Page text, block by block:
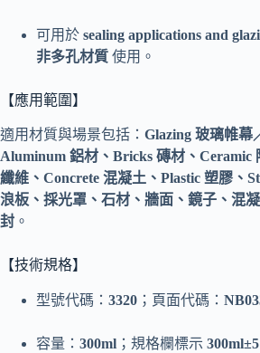
可用於 sealing applications and
非多孔材質 使用。
【應用範圍】
適用材質與場景包括： Glazing 玻璃帷幕
Aluminum 鋁材、Bricks 磚材、Ceramic
纖維、Concrete 混凝土、Plastic 塑膠、
浪板、採光罩、石材、牆面、鏡子、混
封 。
【技術規格】
型號代碼： 3320 ；頁面代碼：
容量： 300ml ；規格欄標示